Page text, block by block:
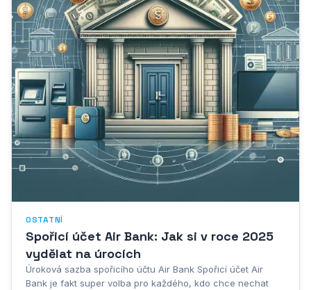
OSTATNÍ
Spořicí účet Air Bank: Jak si v roce 2025
vydělat na úrocích
Úroková sazba spořicího účtu Air Bank Spořicí účet Air
Bank je fakt super volba pro každého, kdo chce nechat